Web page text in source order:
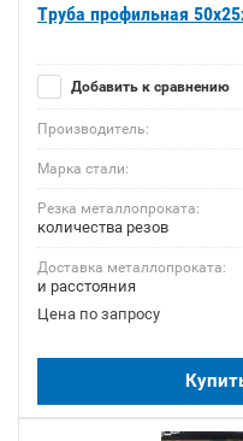
Труба профильная
Добавить к сравнению
Производитель:
Марка стали:
Резка металлопроката:
количества резов
Доставка металлопроката:
и расстояния
Цена по запросу